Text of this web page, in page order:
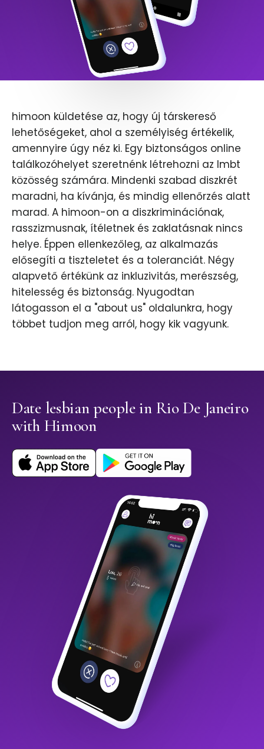
himoon küldetése az, hogy új társkereső
lehetőségeket, ahol a személyiség értékelik,
amennyire úgy néz ki. Egy biztonságos online
találkozóhelyet szeretnénk létrehozni az lmbt
közösség számára. Mindenki szabad diszkrét
maradni, ha kívánja, és mindig ellenőrzés alatt
marad. A himoon-on a diszkriminációnak,
rasszizmusnak, ítéletnek és zaklatásnak nincs
helye. Éppen ellenkezőleg, az alkalmazás
elősegíti a tiszteletet és a toleranciát. Négy
alapvető értékünk az inkluzivitás, merészség,
hitelesség és biztonság. Nyugodtan
látogasson el a "about us" oldalunkra, hogy
többet tudjon meg arról, hogy kik vagyunk.
Date lesbian people in Rio De Janeiro
with Himoon